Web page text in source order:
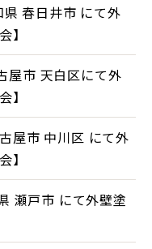
春日井市 にて外
】
屋市 天白区にて外
】
屋市 中川区 にて外
】
瀬戸市 にて外壁塗